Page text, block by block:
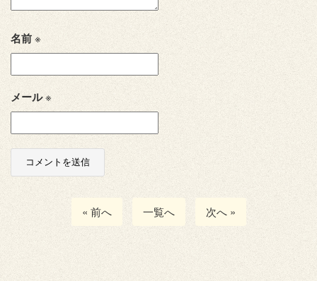
名前※
メール※
« 前へ 一覧へ 次へ »